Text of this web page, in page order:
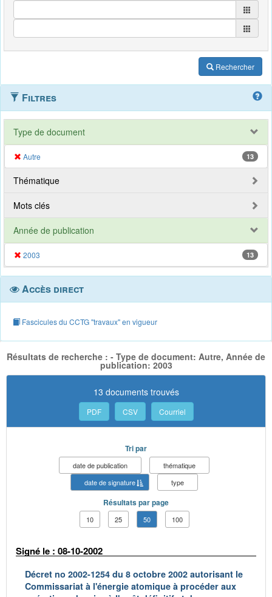
Rechercher
Filtres
Type de document
Autre 13
Thématique
Mots clés
Année de publication
2003 13
Accès direct
Fascicules du CCTG "travaux" en vigueur
Résultats de recherche : - Type de document: Autre, Année de
publication: 2003
13 documents trouvés
PDF CSV Courriel
Tri par
date de publication
thématique
date de signature
type
Résultats par page
10 25 50 100
Signé le : 08-10-2002
Décret no 2002-1254 du 8 octobre 2002 autorisant le
Commissariat à l'énergie atomique à procéder aux